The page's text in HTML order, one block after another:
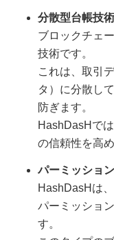
分散型台帳技術
ブロックチェ
技術です。
これは、取引
タ）に分散し
防ぎます。
HashDasHで
の信頼性を高
パーミッショ
HashDasHは
パーミッショ
す。